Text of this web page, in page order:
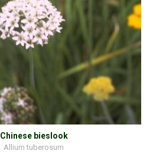
Chinese bieslook
Allium tuberosum